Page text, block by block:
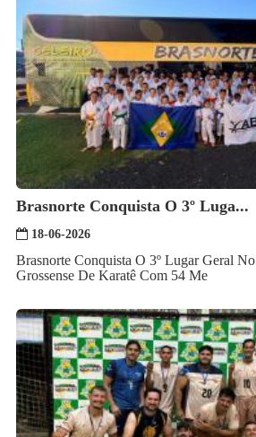
Brasnorte Conquista O 3º Luga...
18-06-2026
Brasnorte Conquista O 3º Lugar Geral
Grossense De Karatê Com 54 Me